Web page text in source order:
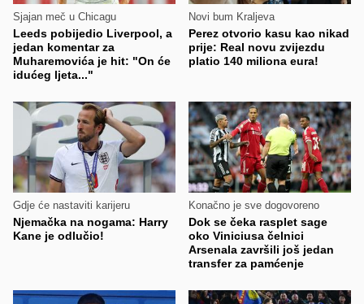
Sjajan meč u Chicagu
Leeds pobijedio Liverpool, a
jedan komentar za
Muharemovića je hit: "On će
idućeg ljeta..."
Novi bum Kraljeva
Perez otvorio kasu kao nikad
prije: Real novu zvijezdu
platio 140 miliona eura!
Gdje će nastaviti karijeru
Njemačka na nogama: Harry
Kane je odlučio!
Konačno je sve dogovoreno
Dok se čeka rasplet sage
oko Viniciusa čelnici
Arsenala završili još jedan
transfer za pamćenje